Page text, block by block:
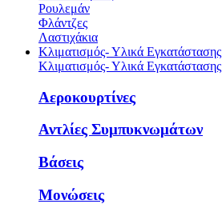
Ρουλεμάν
Φλάντζες
Λαστιχάκια
Κλιματισμός- Υλικά Εγκατάστασης
Κλιματισμός- Υλικά Εγκατάστασης
Αεροκουρτίνες
Αντλίες Συμπυκνωμάτων
Βάσεις
Μονώσεις